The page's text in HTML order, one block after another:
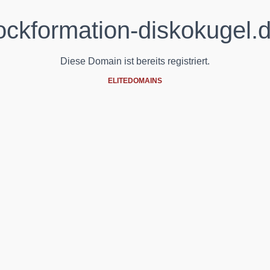
Diese Domain ist bereits registriert.
ELITEDOMAINS